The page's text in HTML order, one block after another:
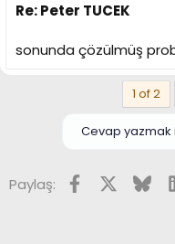
Re: Peter TUCEK
sonunda çözülmüş
1 of 2
Cevap yazmak
Paylaş: Facebook
X